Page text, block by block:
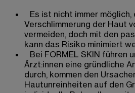
Es ist nicht immer
Verschlimmerung der Haut
vermeiden, doch mit den
kann das Risiko minimiert
Bei FORMEL SKIN führen
Ärzt:innen eine gründliche
durch, kommen den
Hautunreinheiten auf den